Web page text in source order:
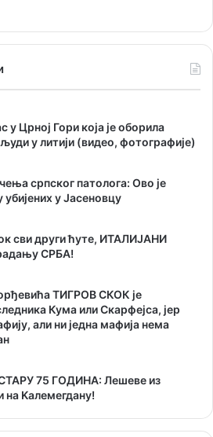
у Црној Гори која је оборила
у литији (видео, фотографије)
српског патолога: Ово је
убијених у Јасеновцу
сви други ћуте, ИТАЛИЈАНИ
СРБА!
ТИГРОВ СКОК је
Кума или Скарфејса, јер
али ни једна мафија нема
75 ГОДИНА: Лешеве из
на Kалемегдану!